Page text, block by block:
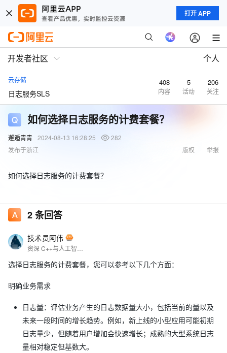
打开 APP
开发者社区 个人
云存储
日志服务SLS
408
内容
5
活动
206
关注
如何选择日志服务的计费套餐？
邂逅青青 2024-08-13 16:28:25
282
发布于浙江
举报
版权
如何选择日志服务的计费套餐？
2条回答
技术员阿伟
选择日志服务的计费套餐，您可以参考以下几个方面：
明确业务需求
日志量：评估业务产生的日志数据量大小，包括当前的量以及
未来一段时间的增长趋势。例如，新上线的小型应用可能初期
日志量少，但随着用户增加会快速增长；成熟的大型系统日志
量相对稳定但基数大。